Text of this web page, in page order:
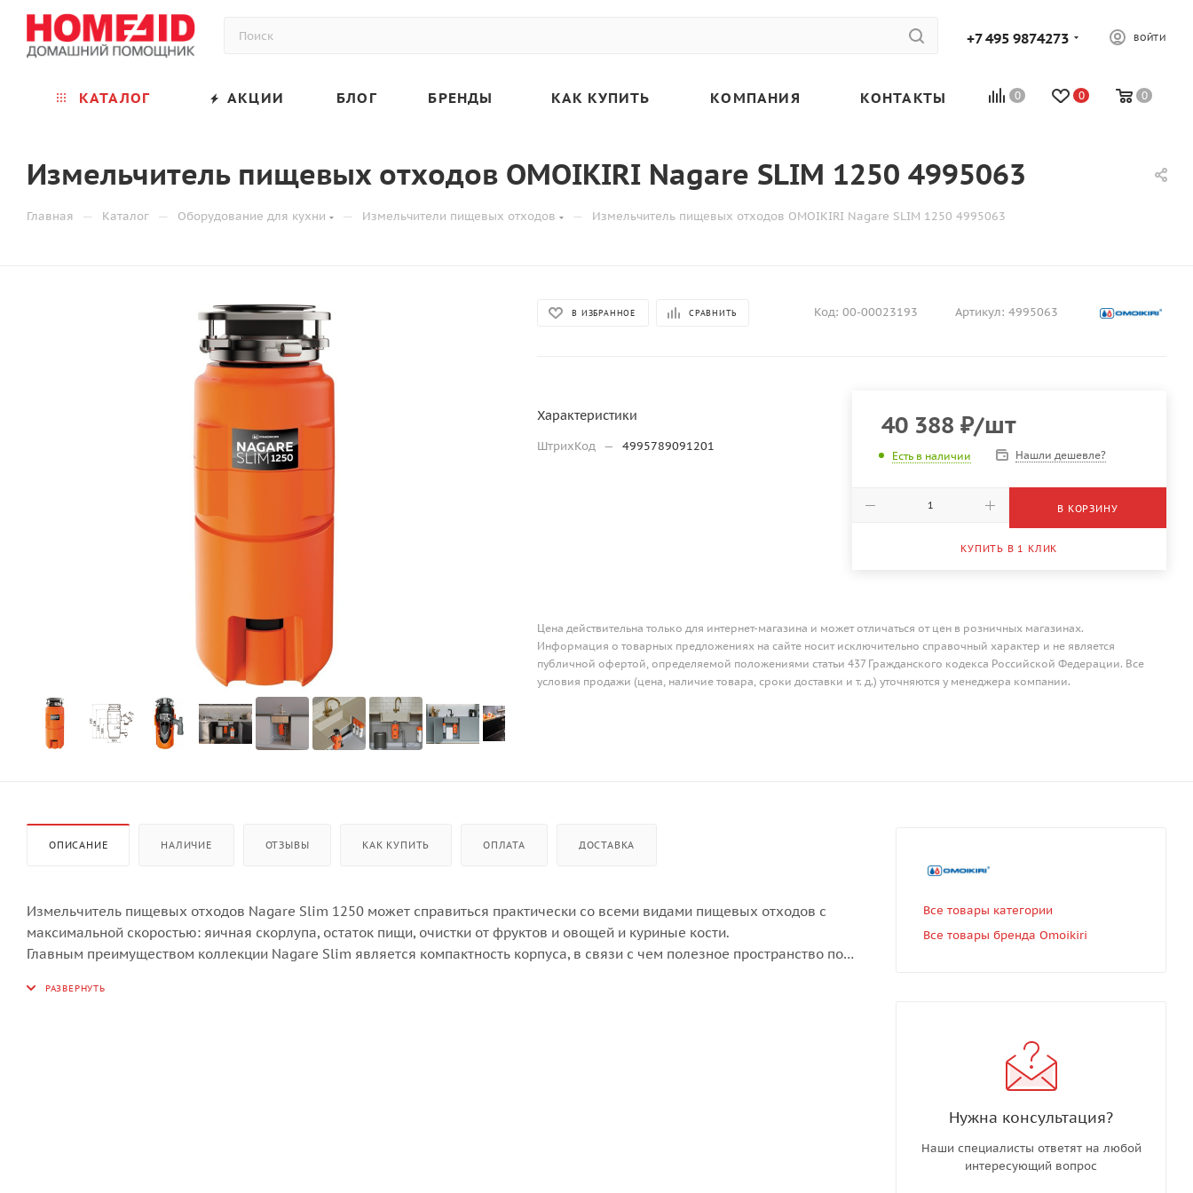
+7 495 9874273 ВОЙТИ
0 0 0
КАТАЛОГ АКЦИИ БЛОГ БРЕНДЫ КАК КУПИТЬ КОМПАНИЯ КОНТАКТЫ
Измельчитель пищевых отходов OMOIKIRI Nagare SLIM 1250 4995063
Главная — Каталог — Оборудование для кухни — Измельчители пищевых отходов — Измельчитель пищевых отходов OMOIKIRI Nagare SLIM 1250 4995063
В ИЗБРАННОЕ СРАВНИТЬ Код: 00-00023193 Артикул: 4995063
Характеристики
ШтрихКод — 4995789091201
40 388 ₽/шт
Есть в наличии Нашли дешевле?
В КОРЗИНУ
КУПИТЬ В 1 КЛИК
Цена действительна только для интернет-магазина и может отличаться от цен в розничных магазинах.
Информация о товарных предложениях на сайте носит исключительно справочный характер и не является
публичной офертой, определяемой положениями статьи 437 Гражданского кодекса Российской Федерации. Все
условия продажи (цена, наличие товара, сроки доставки и т. д.) уточняются у менеджера компании.
ОПИСАНИЕ НАЛИЧИЕ ОТЗЫВЫ КАК КУПИТЬ ОПЛАТА ДОСТАВКА
Измельчитель пищевых отходов Nagare Slim 1250 может справиться практически со всеми видами пищевых отходов с
максимальной скоростью: яичная скорлупа, остаток пищи, очистки от фруктов и овощей и куриные кости.
Главным преимуществом коллекции Nagare Slim является компактность корпуса, в связи с чем полезное пространство под
канализационную систему кухонные отходы. Тип мотора: магнитный. Состоит из постоянных магнитов. Расход
Все товары категории
Все товары бренда Omoikiri
Нужна консультация?
Наши специалисты ответят на любой
интересующий вопрос